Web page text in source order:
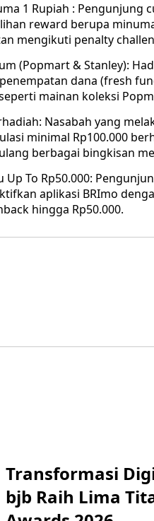
1 Rupiah :
reward berupa
mengikuti penalty
(Popmart & Stanley):
dana (fresh
mainan koleksi
Nasabah yang
minimal Rp100.000
berbagai bingkisan
Up To Rp50.000:
aplikasi BRImo
hingga Rp50.000.
Transformasi
bjb Raih Lima